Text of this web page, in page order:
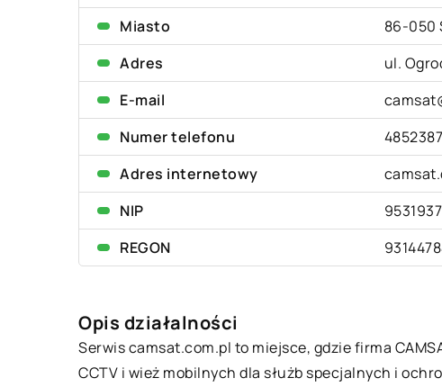
Miasto
86-050
Adres
ul.
E-mail
Numer telefonu
Adres internetowy
NIP
REGON
Opis działalności
Serwis camsat.com.pl to miejsce, gdzie firma
CCTV i wież mobilnych dla służb specjalnych i